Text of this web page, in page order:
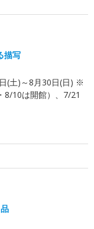
描写
(土)～8月30日(日) ※
8/10は開館）、7/21